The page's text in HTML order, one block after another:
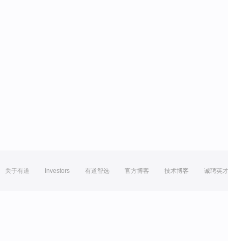
关于有道 Investors 有道智选 官方博客 技术博客 诚聘英才